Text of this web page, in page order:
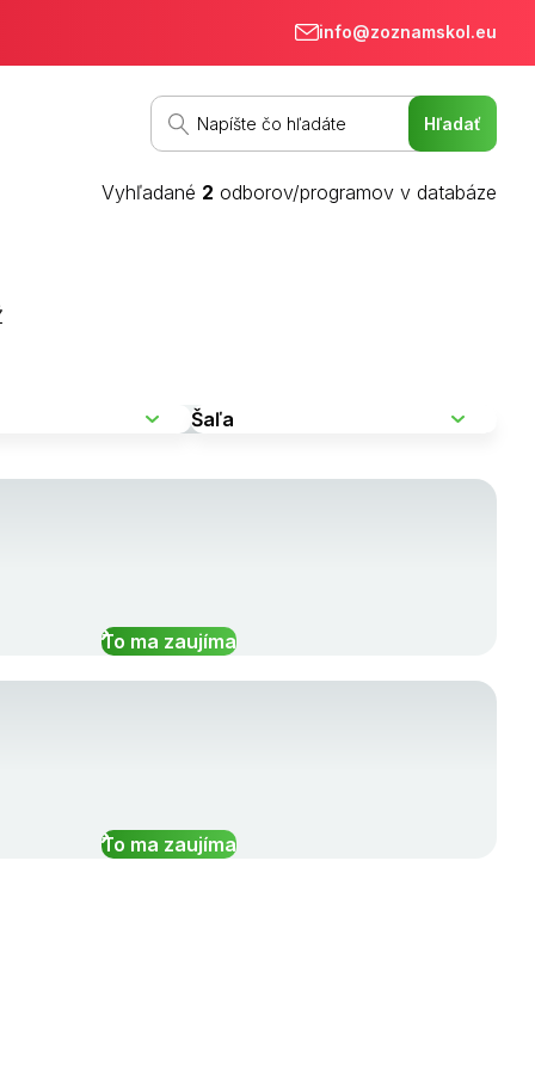
info@zoznamskol.eu
Vyhľadané 2 odborov/programov v databáze
To ma zaujíma
To ma zaujíma